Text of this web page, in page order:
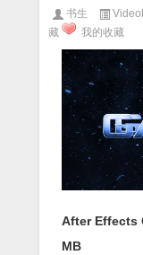
书生
藏
我的收藏
After Effects
MB